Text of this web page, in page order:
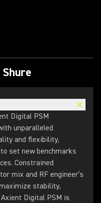
Digital PSM
unparalleled
and flexibility,
set new benchmarks
Constrained
mix and RF engineer’s
stability,
Digital PSM is